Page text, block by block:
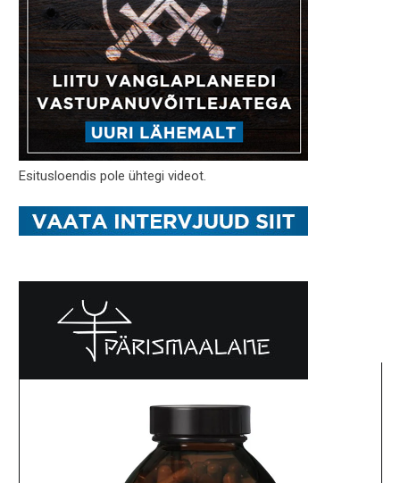
Esitusloendis pole ühtegi videot.